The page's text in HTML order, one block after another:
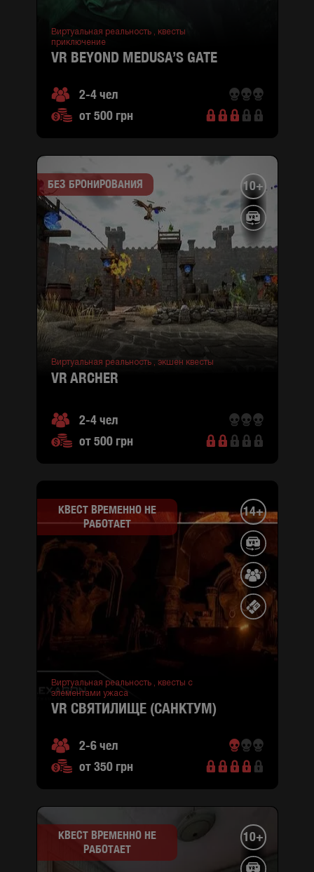
Виртуальная реальность ,
квесты
приключение
VR BEYOND MEDUSA’S GATE
2-4 чел
от 500 грн
БЕЗ БРОНИРОВАНИЯ 10+
Виртуальная реальность , экшен квесты
VR ARCHER
2-4 чел
от 500 грн
КВЕСТ ВРЕМЕННО НЕ
РАБОТАЕТ
14+
Виртуальная реальность ,
квесты с
элементами ужаса
VR СВЯТИЛИЩЕ (САНКТУМ)
2-6 чел
от 350 грн
город:
Киев
(район
Деснянский)
Оболонский
1-б
(район
Оболонский,
Притисско-
2
Подольский,
Контрактовая
КВЕСТ ВРЕМЕННО НЕ
РАБОТАЕТ
10+
Киев